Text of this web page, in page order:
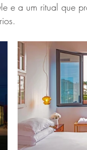
e a um ritual que